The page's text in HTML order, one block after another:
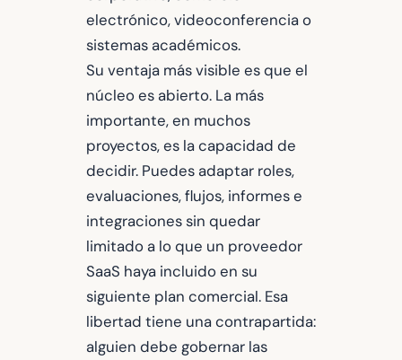
electrónico, videoconferencia o
sistemas académicos.
Su ventaja más visible es que el
núcleo es abierto. La más
importante, en muchos
proyectos, es la capacidad de
decidir. Puedes adaptar roles,
evaluaciones, flujos, informes e
integraciones sin quedar
limitado a lo que un proveedor
SaaS haya incluido en su
siguiente plan comercial. Esa
libertad tiene una contrapartida:
alguien debe gobernar las